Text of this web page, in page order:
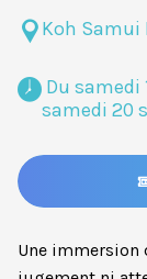
Koh
samedi 20
Une immersion